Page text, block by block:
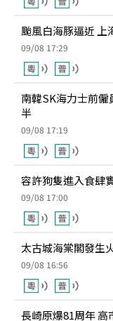
颱風白海豚逼近 上
09/08 17:29
南韓SK海力士前
半
09/08 17:19
容許狗隻進入食肆
09/08 17:00
太古城海棠閣發生
09/08 16:56
長崎原爆81周年